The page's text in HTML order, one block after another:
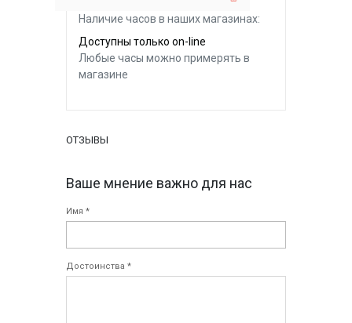
Наличие часов в наших магазинах:
Доступны только on-line
Любые часы можно примерять в
магазине
ОТЗЫВЫ
Ваше мнение важно для нас
Имя *
Достоинства *